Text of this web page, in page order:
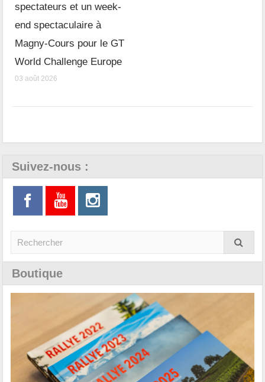
spectateurs et un week-
end spectaculaire à
Magny-Cours pour le GT
World Challenge Europe
03 août 2026
Suivez-nous :
Boutique